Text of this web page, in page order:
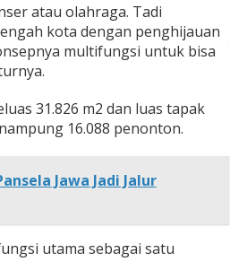
atau olahraga. Tadi
kota dengan penghijauan
multifungsi untuk bisa
31.826 m2 dan luas tapak
16.088 penonton.
Jawa Jadi Jalur
utama sebagai satu